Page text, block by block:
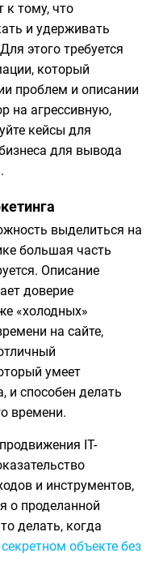
к тому, что
и удерживать
этого требуется
который
проблем и описании
на агрессивную,
кейсы для
для вывода
выделиться на
большая часть
Описание
доверие
«холодных»
на сайте,
умеет
и способен делать
времени.
IT-
и инструментов,
о проделанной
делать, когда
объекте без